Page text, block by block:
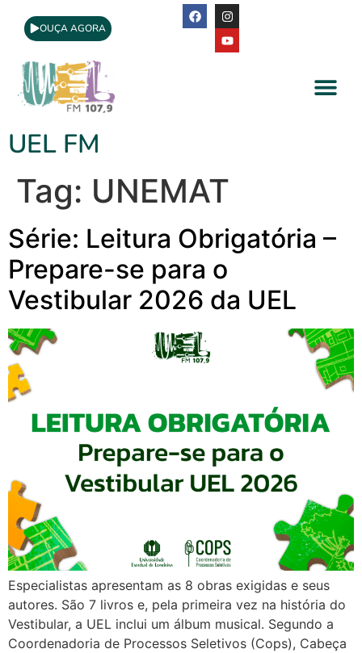
OUÇA AGORA
UEL FM
Tag: UNEMAT
Série: Leitura Obrigatória –
Prepare-se para o
Vestibular 2026 da UEL
Especialistas apresentam as 8 obras exigidas e seus
autores. São 7 livros e, pela primeira vez na história do
Vestibular, a UEL inclui um álbum musical. Segundo a
Coordenadoria de Processos Seletivos (Cops), Cabeça